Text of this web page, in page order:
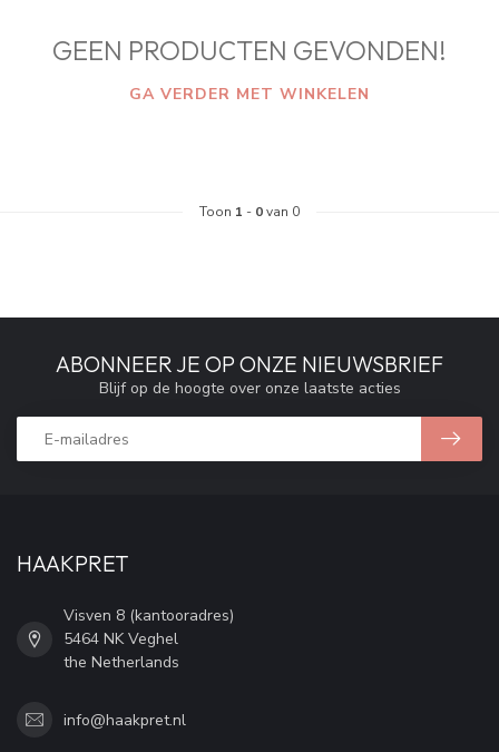
GEEN PRODUCTEN GEVONDEN!
GA VERDER MET WINKELEN
Toon 1 - 0van 0
ABONNEER JE OP ONZE NIEUWSBRIEF
Blijf op de hoogte over onze laatste acties
HAAKPRET
Visven 8 (kantooradres)
5464 NK Veghel
the Netherlands
info@haakpret.nl